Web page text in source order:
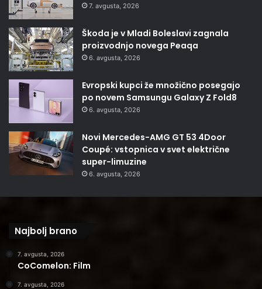
7. avgusta, 2026
Škoda je v Mladi Boleslavi zagnala
proizvodnjo novega Peaqa
6. avgusta, 2026
Evropski kupci že množično posegajo
po novem Samsungu Galaxy Z Fold8
6. avgusta, 2026
Novi Mercedes-AMG GT 53 4Door
Coupé: vstopnica v svet električne
super-limuzine
6. avgusta, 2026
Najbolj brano
7. avgusta, 2026
CoComelon: Film
7. avgusta, 2026